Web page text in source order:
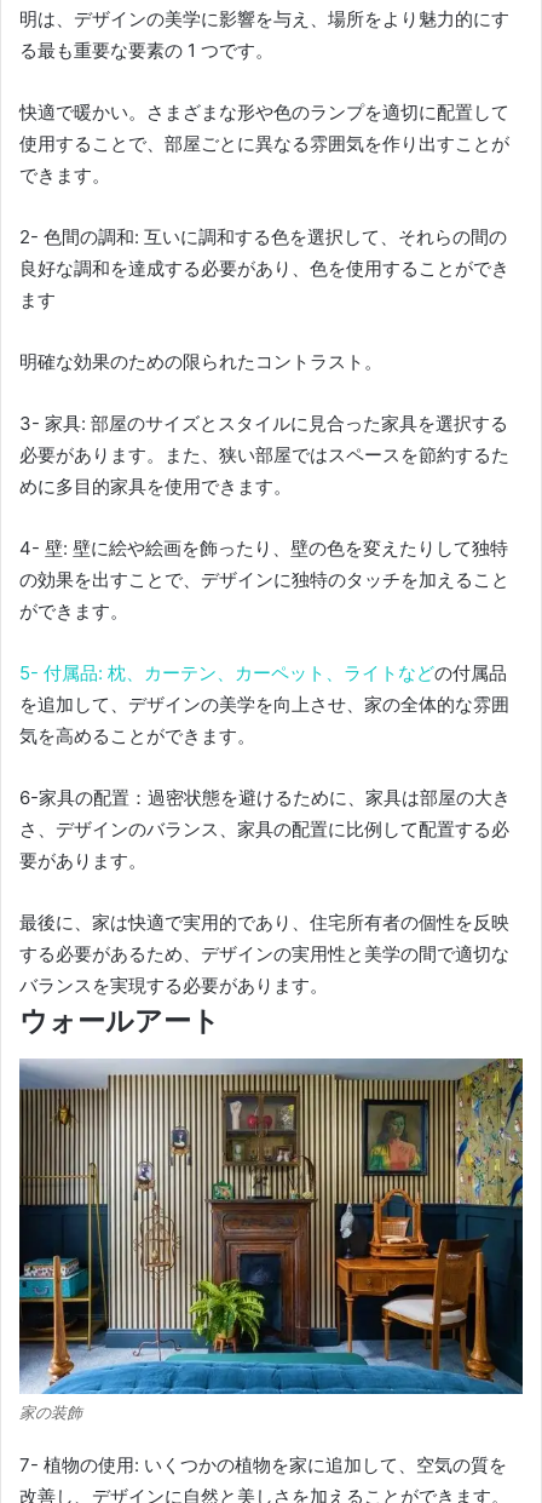
明は、デザインの美学に影響を与え、場所をより魅力的にす
る最も重要な要素の 1 つです。
快適で暖かい。
さまざまな形や色のランプを適切に配置して
使用することで、部屋ごとに異なる雰囲気を作り出すことが
できます。
2- 色間の調和: 互いに調和する色を選択して、それらの間の
良好な調和を達成する必要があり、色を使用することができ
ます
明確な効果のための限られたコントラスト。
3- 家具: 部屋のサイズとスタイルに見合った家具を選択する
必要があります。また、狭い部屋ではスペースを節約するた
めに多目的家具を使用できます。
4- 壁: 壁に絵や絵画を飾ったり、壁の色を変えたりして独特
の効果を出すことで、デザインに独特のタッチを加えること
ができます。
5- 付属品: 枕、カーテン、カーペット、ライトなどの付属品
を追加して、デザインの美学を向上させ、家の全体的な雰囲
気を高めることができます。
6-家具の配置：過密状態を避けるために、家具は部屋の大き
さ、デザインのバランス、家具の配置に比例して配置する必
要があります。
最後に、家は快適で実用的であり、住宅所有者の個性を反映
する必要があるため、デザインの実用性と美学の間で適切な
バランスを実現する必要があります。
ウォールアート
家の装飾
7- 植物の使用: いくつかの植物を家に追加して、空気の質を
改善し、デザインに自然と美しさを加えることができます。